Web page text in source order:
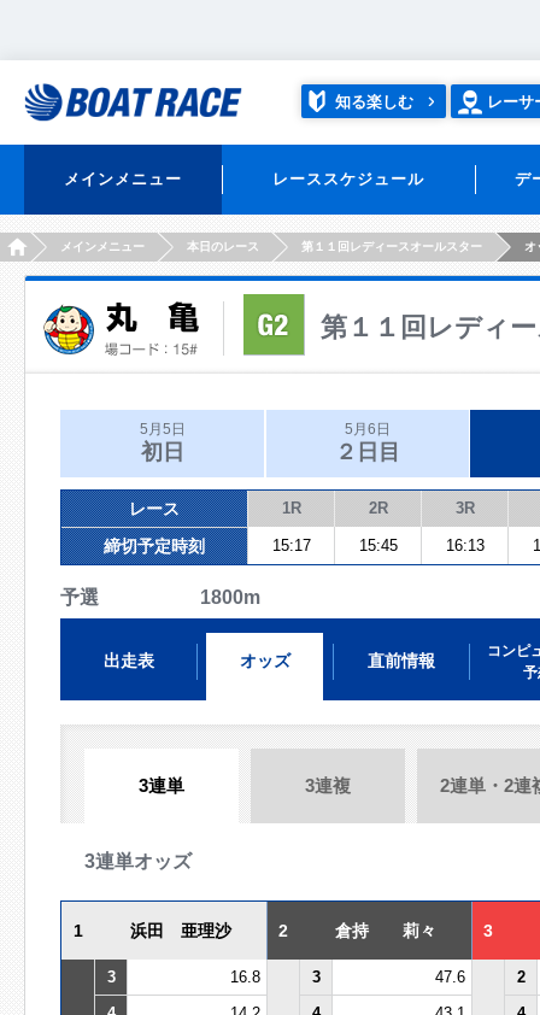
知る楽しむ レーサ
メインメニュー レーススケジュール デ
HOMEメインメニュー 本日のレース 第１１回レディースオールスター オ
第１１回レディ
5月5日
初日
5月6日
２日目
レース 1R 2R 3R
締切予定時刻 15:17 15:45 16:13
予選 1800m
出走表 オッズ 直前情報
コンピ
予
3連単 3連複 2連単・2連
3連単オッズ
1 浜田 亜理沙 2 倉持 莉々 3
3 16.8 3 47.6
2